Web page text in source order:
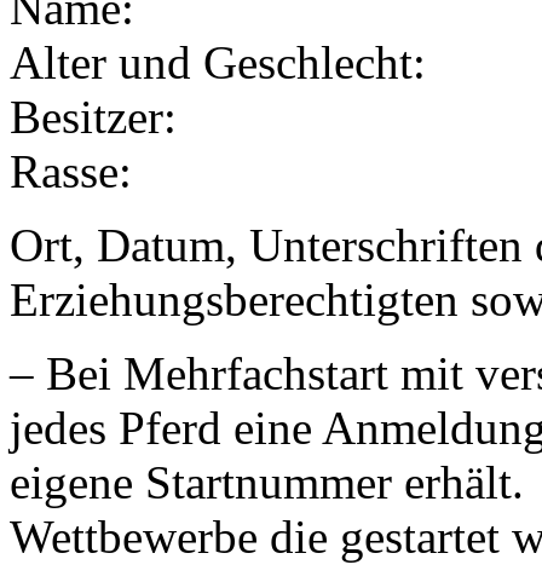
Alter und Geschlecht:
Besitzer:
Rasse:
Ort, Datum, Unterschriften
Erziehungsberechtigten
– Bei Mehrfachstart mit
jedes Pferd eine
eigene Startnummer erhält.
Wettbewerbe die gestartet